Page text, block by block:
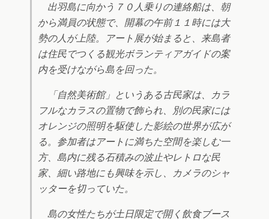
出羽島に向かう７０人乗りの連絡船は、朝
から満員の状態で、開幕の午前１１時には大
勢の人が上陸。アート展が始まると、来島者
は住民でつくる観光ボランティアガイドの案
内を受けながら島を回った。
「自然美術館」というある古民家は、カラ
フルなカラスの置物で飾られ、別の民家には
オレンジの照明を駆使した影絵の世界が広が
る。参加者はアートに満ちた空間を楽しむ一
方、島内に残る石積みの波止やレトロな民
家、細い路地にも興味を示し、カメラのシャ
ッターを切っていた。
島の女性たちが土日限定で開く飲食ブース